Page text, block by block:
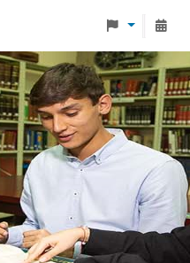
Monteávila